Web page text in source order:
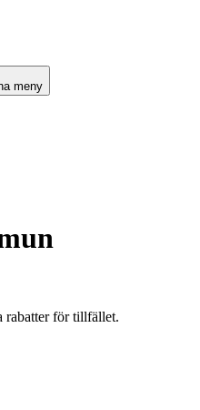
meny
rabatter för tillfället.